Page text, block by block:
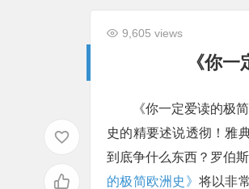
《你
9,605 views
《你一定爱读的极
史的精要述说透彻！雅
到底争什么东西？罗伯
的极简欧洲史》 将以非